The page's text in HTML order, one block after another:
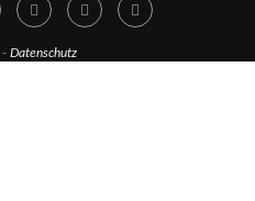
- Datenschutz